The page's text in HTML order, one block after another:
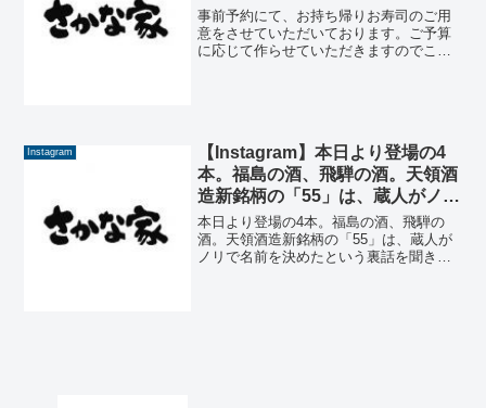
じて作らせていただきますのでこ
相談ください。こちらはわさび巻
き入りリクエストです。ちなみに
屋ではありません #福島県 #矢祭
町
事前予約にて、お持ち帰りお寿司のご用
意をさせていただいております。ご予算
に応じて作らせていただきますのでこ相
Instagram
【Instagram】本日より登場の4
本。福島の酒、飛騨の酒。天領酒
造新銘柄の「55」は、蔵人がノリ
で名前を決めたという裏話を聞き
ました(笑)。蔵人の絆をチラリと
伺わせますね。市場に出回らない
本日より登場の4本。福島の酒、飛騨の
酒。天領酒造新銘柄の「55」は、蔵人が
ノリで名前を決めたという裏話を聞きま